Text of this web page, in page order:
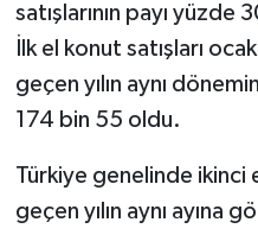
satışlarının payı
İlk el konut satışları
geçen yılın aynı
174 bin 55 oldu.
Türkiye genelinde ikinci
geçen yılın aynı ayına